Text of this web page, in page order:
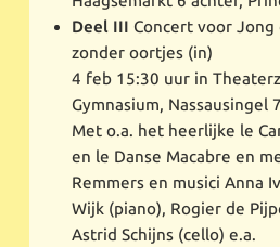
Deel III Concert voor Jong
zonder oortjes (in)
4 feb 15:30 uur in
Gymnasium, Nassausingel
Met o.a. het heerlijke le
en le Danse Macabre en
Remmers en musici Anna
Wijk (piano), Rogier de
Astrid Schijns (cello) e.a.